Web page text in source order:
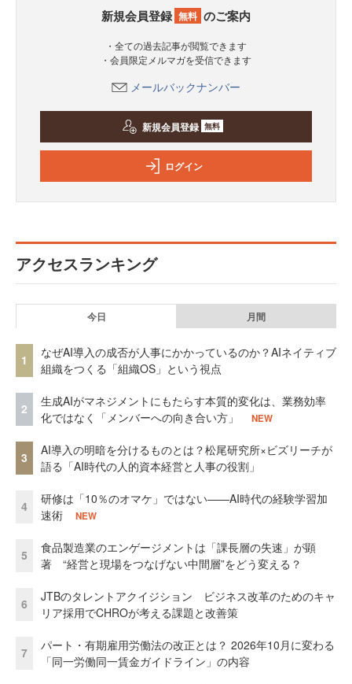
新規会員登録 無料 のご案内
・全ての過去記事が閲覧できます
・会員限定メルマガを受信できます
メールバックナンバー
新規会員登録 無料
ログイン
アクセスランキング
今日 月間
1
なぜAI導入の成否が人事にかかっているのか？AIネイティブ
組織をつくる「組織OS」という視点
2
生成AIがマネジメントにもたらす本質的変化は、業務効率
化ではなく「メンバーへの向き合い方」
NEW
3
AI導入の明暗を分けるものとは？松尾研究所×ビズリーチが
語る「AI時代の人的資本経営と人事の役割」
4
研修は「10％のオマケ」ではない——AI時代の経験学習加
速術
NEW
5
食品製造業のエンゲージメントは「課長層の失速」が顕
著 “経営と現場をつなげない中間層”をどう変える？
6
JTBのタレントアクイジション ビジネス改革のためのキャ
リア採用でCHROが考える課題と改善策
7
パート・有期雇用労働法の改正とは？ 2026年10月に変わる
「同一労働同一賃金ガイドライン」の内容